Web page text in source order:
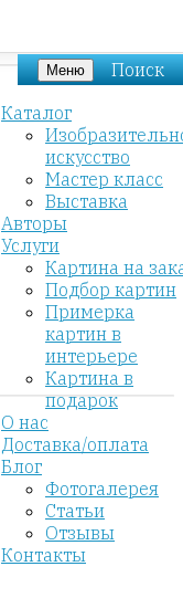
Меню
Поиск
Каталог
искусство
Мастер класс
Выставка
Авторы
Услуги
Картина на
Подбор картин
Примерка
картин в
интерьере
Картина в
подарок
О нас
Доставка/оплата
Блог
Фотогалерея
Статьи
Отзывы
Контакты